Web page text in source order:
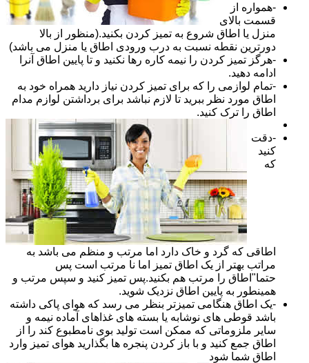
-همواره از
قسمت بالای
منزل یا اطاق شروع به تمیز کردن بکنید.(منظور از بالا
دورترین نقطه نسبت به درب ورودی اطاق یا منزل می باشد)
-هرگز تمیز کردن را نیمه کاره رها نکنید و تا پایین اطاق آنرا
ادامه دهید.
-تمام لوازمی را که برای تمیز کردن نیاز دارید همراه خود به
اطاق مورد نظر ببرید تا لازم نباشد برای برداشتن لوازم مدام
اطاق را ترک کنید.
-دقت
کنید
که
اطاقی که گرد و خاک دارد اما مرتب و منظم می باشد به
مراتب بهتر از یک اطاق تمیز اما نا مرتب است پس
حتما"اطاق را مرتب هم بکنید.پس تمیز کنید و سپس مرتب و
همینطور به پایین اطاق نزدیک شوید.
-یک اطاق هنگامی تمیزتر بنظر می رسد که هوای پاکی داشته
باشد قوطی های نوشابه یا بسته های غذاهای آماده نیمه و
سایر ملزوماتی که ممکن است تولید بوی نامطبوع کند را از
اطاق جمع کنید و با باز کردن پنجره ها بگذارید هوای تمیز وارد
اطاق شما شود